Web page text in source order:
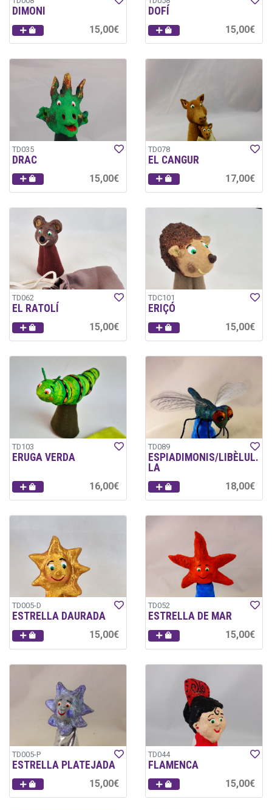
DIMONI
15,00€
DOFÍ
15,00€
TD035
DRAC
15,00€
TD078
EL CANGUR
17,00€
TD062
EL RATOLÍ
15,00€
TDC101
ERIÇÓ
15,00€
TD103
ERUGA VERDA
16,00€
TD089
ESPIADIMONIS/LIBÈLUL.
LA
18,00€
TD005-D
ESTRELLA DAURADA
15,00€
TD052
ESTRELLA DE MAR
15,00€
TD005-P
ESTRELLA PLATEJADA
15,00€
TD044
FLAMENCA
15,00€